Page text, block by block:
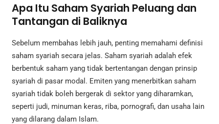
Apa Itu Saham Syariah Peluang dan
Tantangan di Baliknya
Sebelum membahas lebih jauh, penting memahami definisi
saham syariah secara jelas. Saham syariah adalah efek
berbentuk saham yang tidak bertentangan dengan prinsip
syariah di pasar modal. Emiten yang menerbitkan saham
syariah tidak boleh bergerak di sektor yang diharamkan,
seperti judi, minuman keras, riba, pornografi, dan usaha lain
yang dilarang dalam Islam.